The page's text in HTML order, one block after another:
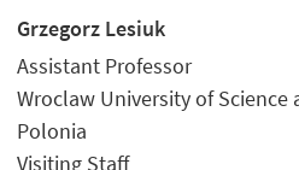
Grzegorz Lesiuk
Assistant Professor
Wroclaw University of Science
Polonia
Visiting Staff